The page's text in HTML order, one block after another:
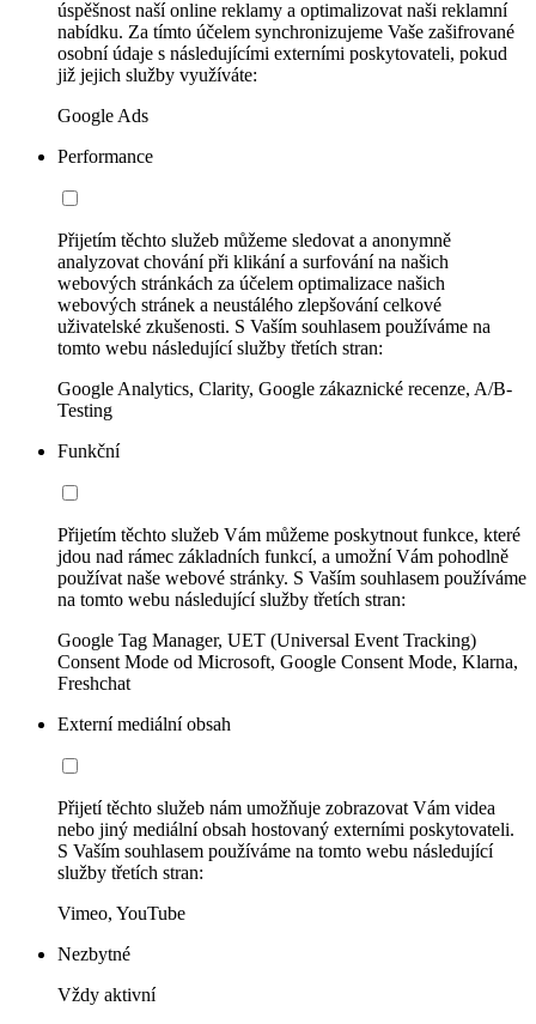
úspěšnost naší online reklamy a optimalizovat naši reklamní
nabídku. Za tímto účelem synchronizujeme Vaše zašifrované
osobní údaje s následujícími externími poskytovateli, pokud
již jejich služby využíváte:
Google Ads
Performance
Přijetím těchto služeb můžeme sledovat a anonymně
analyzovat chování při klikání a surfování na našich
webových stránkách za účelem optimalizace našich
webových stránek a neustálého zlepšování celkové
uživatelské zkušenosti. S Vaším souhlasem používáme na
tomto webu následující služby třetích stran:
Google Analytics, Clarity, Google zákaznické recenze, A/B-
Testing
Funkční
Přijetím těchto služeb Vám můžeme poskytnout funkce, které
jdou nad rámec základních funkcí, a umožní Vám pohodlně
používat naše webové stránky. S Vaším souhlasem používáme
na tomto webu následující služby třetích stran:
Google Tag Manager, UET (Universal Event Tracking)
Consent Mode od Microsoft, Google Consent Mode, Klarna,
Freshchat
Externí mediální obsah
Přijetí těchto služeb nám umožňuje zobrazovat Vám videa
nebo jiný mediální obsah hostovaný externími poskytovateli.
S Vaším souhlasem používáme na tomto webu následující
služby třetích stran:
Vimeo, YouTube
Nezbytné
Vždy aktivní